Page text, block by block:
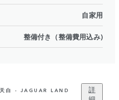
自家用
整備付き（整備費用込み)
天白 - JAGUAR LAND
詳